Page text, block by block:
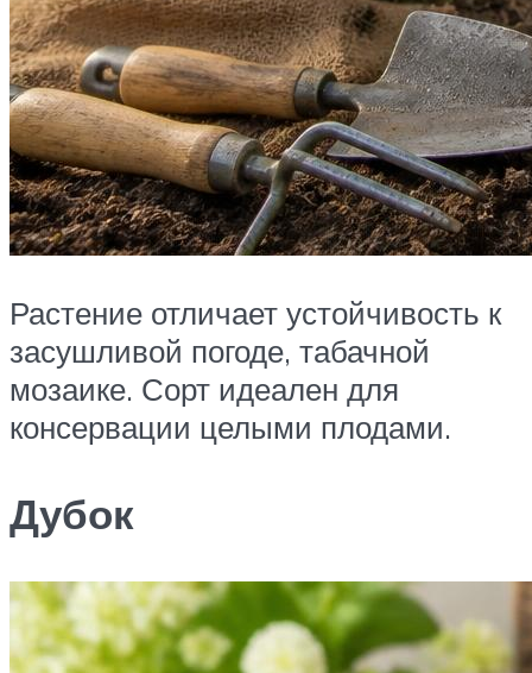
Растение отличает устойчивость к
засушливой погоде, табачной
мозаике. Сорт идеален для
консервации целыми плодами.
Дубок